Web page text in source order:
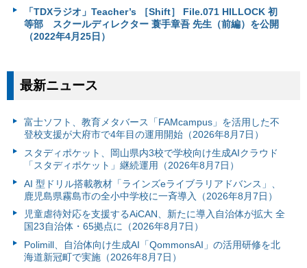
「TDXラジオ」Teacher’s ［Shift］ File.071 HILLOCK 初
等部 スクールディレクター 蓑手章吾 先生（前編）を公開
（2022年4月25日）
最新ニュース
富⼠ソフト、教育メタバース「FAMcampus」を活用した不
登校支援が大府市で4年目の運用開始（2026年8月7日）
スタディポケット、岡山県内3校で学校向け生成AIクラウド
「スタディポケット」継続運用（2026年8月7日）
AI 型ドリル搭載教材「ラインズeライブラリアドバンス」、
鹿児島県霧島市の全小中学校に一斉導入（2026年8月7日）
児童虐待対応を支援するAiCAN、新たに導入自治体が拡大 全
国23自治体・65拠点に（2026年8月7日）
Polimill、自治体向け生成AI「QommonsAI」の活用研修を北
海道新冠町で実施（2026年8月7日）